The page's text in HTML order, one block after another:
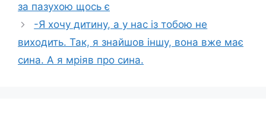
за пазухою щось є
-Я хочу дитину, а у нас із тобою не
виходить. Так, я знайшов іншу, вона вже має
сина. А я мріяв про сина.